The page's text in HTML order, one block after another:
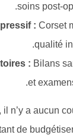
soins
:
: Bilans
et
il n’y a
de